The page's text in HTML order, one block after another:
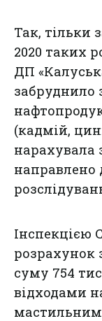
Так, тільки
2020 таких
ДП
забруднило
(кадмій,
нарахувала
направлено
Інспекцією
розрахунок
суму 754
відходами